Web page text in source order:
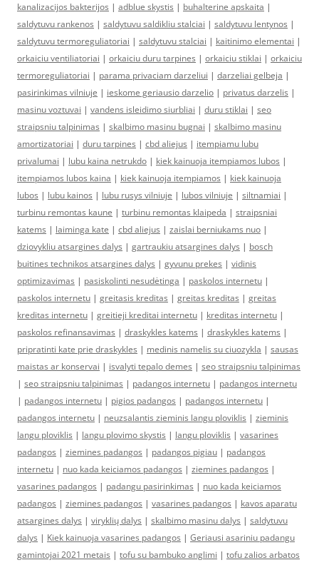
kanalizacijos bakterijos | adblue skystis | buhalterine apskaita |
saldytuvu rankenos | saldytuvu saldikliu stalciai | saldytuvu lentynos |
saldytuvu termoreguliatoriai | saldytuvu stalciai | kaitinimo elementai |
orkaiciu ventiliatoriai | orkaiciu duru tarpines | orkaiciu stiklai | orkaiciu
termoreguliatoriai | parama privaciam darzeliui | darzeliai gelbeja |
pasirinkimas vilniuje | ieskome geriausio darzelio | privatus darzelis |
masinu voztuvai | vandens isleidimo siurbliai | duru stiklai | seo
straipsniu talpinimas | skalbimo masinu bugnai | skalbimo masinu
amortizatoriai | duru tarpines | cbd aliejus | itempiamu lubu
privalumai | lubu kaina netrukdo | kiek kainuoja itempiamos lubos |
itempiamos lubos kaina | kiek kainuoja itempiamos | kiek kainuoja
lubos | lubu kainos | lubu rusys vilniuje | lubos vilniuje | siltnamiai |
turbinu remontas kaune | turbinu remontas klaipeda | straipsniai
katems | laiminga kate | cbd aliejus | zaislai berniukams nuo |
dziovykliu atsargines dalys | gartraukiu atsargines dalys | bosch
buitines technikos atsargines dalys | gyvunu prekes | vidinis
optimizavimas | pasiskolinti nesudėtinga | paskolos internetu |
paskolos internetu | greitasis kreditas | greitas kreditas | greitas
kreditas internetu | greitieji kreditai internetu | kreditas internetu |
paskolos refinansavimas | draskykles katems | draskykles katems |
pripratinti kate prie draskykles | medinis namelis su ciuozykla | sausas
maistas ar konservai | isvalyti tepalo demes | seo straipsniu talpinimas
| seo straipsniu talpinimas | padangos internetu | padangos internetu
| padangos internetu | pigios padangos | padangos internetu |
padangos internetu | neuzsalantis zieminis langu ploviklis | zieminis
langu ploviklis | langu plovimo skystis | langu ploviklis | vasarines
padangos | ziemines padangos | padangos pigiau | padangos
internetu | nuo kada keiciamos padangos | ziemines padangos |
vasarines padangos | padangu pasirinkimas | nuo kada keiciamos
padangos | ziemines padangos | vasarines padangos | kavos aparatu
atsargines dalys | viryklių dalys | skalbimo masinu dalys | saldytuvu
dalys | Kiek kainuoja vasarines padangos | Geriausi asariniu padangu
gamintojai 2021 metais | tofu su bambuko anglimi | tofu zalios arbatos